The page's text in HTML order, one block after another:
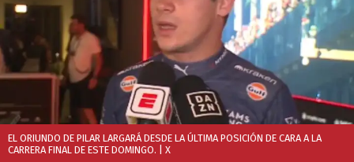
EL ORIUNDO DE PILAR LARGARÁ DESDE LA ÚLTIMA POSICIÓN DE CARA A LA
CARRERA FINAL DE ESTE DOMINGO. | X